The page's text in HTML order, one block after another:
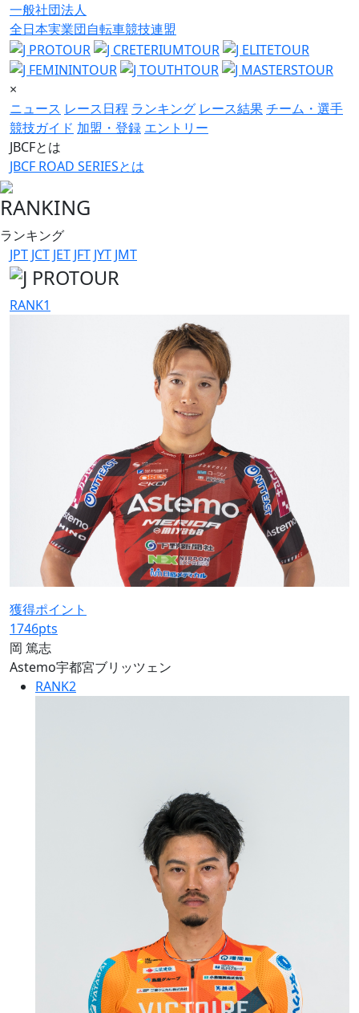
一般社団法人
全日本実業団自転車競技連盟
×
ニュース レース日程 ランキング レース結果チーム・選手
競技ガイド 加盟・登録 エントリー
JBCFとは
JBCF ROAD SERIESとは
RANKING
ランキング
JPT JCT JET JFT JYT JMT
RANK1
獲得ポイント
1746pts
岡 篤志
Astemo宇都宮ブリッツェン
RANK2